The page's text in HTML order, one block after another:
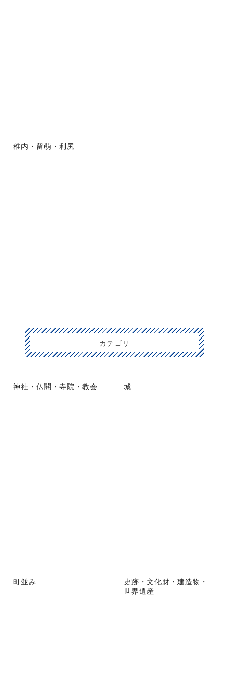
稚内・留萌・利尻
カテゴリ
神社・仏閣・寺院・教会 城
町並み
史跡・文化財・建造物・
世界遺産